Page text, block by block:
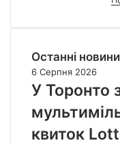
Останні новини
6 Серпня 2026
У Торонто
квиток